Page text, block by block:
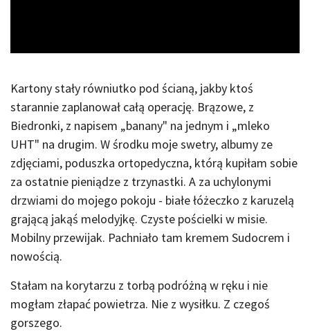
Kartony stały równiutko pod ścianą, jakby ktoś
starannie zaplanował całą operację. Brązowe, z
Biedronki, z napisem „banany" na jednym i „mleko
UHT" na drugim. W środku moje swetry, albumy ze
zdjęciami, poduszka ortopedyczna, którą kupiłam sobie
za ostatnie pieniądze z trzynastki. A za uchylonymi
drzwiami do mojego pokoju - białe łóżeczko z karuzelą
grającą jakąś melodyjkę. Czyste pościelki w misie.
Mobilny przewijak. Pachniało tam kremem Sudocrem i
nowością.
Stałam na korytarzu z torbą podróżną w ręku i nie
mogłam złapać powietrza. Nie z wysiłku. Z czegoś
gorszego.